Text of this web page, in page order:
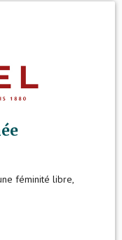
féminité libre,